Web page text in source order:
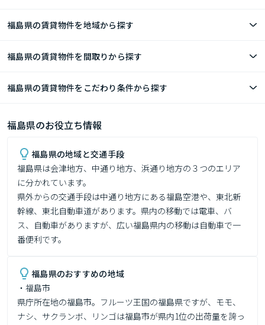
福島県の賃貸物件を地域から探す
福島県の賃貸物件を間取りから探す
福島県の賃貸物件をこだわり条件から探す
福島県のお役立ち情報
福島県の地域と交通手段
福島県は会津地方、中通り地方、浜通り地方の３つのエリア
に分かれています。
県外からの交通手段は中通り地方にある福島空港や、東北新
幹線、東北自動車道があります。県内の移動では電車、バ
ス、自動車がありますが、広い福島県内の移動は自動車で一
福島県のおすすめの地域
・福島市
県庁所在地の福島市。フルーツ王国の福島県ですが、モモ、
ナシ、サクランボ、リンゴは福島市が県内1位の出荷量を誇っ